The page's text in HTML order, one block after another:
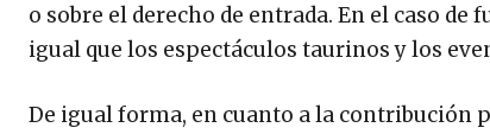
o sobre el derecho de entrada. En el caso
igual que los espectáculos taurinos y los
De igual forma, en cuanto a la contribución